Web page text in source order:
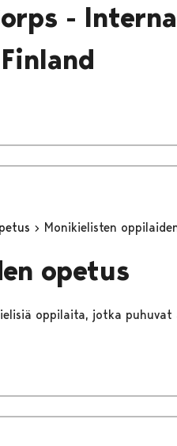
-
Monikielisten
opetus
oppilaita, jotka puhuvat